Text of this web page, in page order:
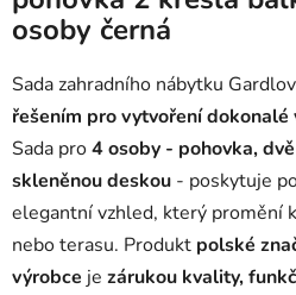
osoby černá
Sada zahradního nábytku
řešením pro vytvoření
Sada pro4 osoby - pohovka,
skleněnou deskou - poskytuje
elegantní vzhled, který promění
nebo terasu. Produkt polské
výrobce je zárukou kvality,